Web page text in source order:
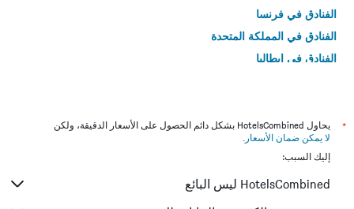
الفنادق في فرنسا
الفنادق في المملكة المتحدة
الفنادق في إيطاليا
*
يحاول HotelsCombined بشكل دائم الحصول على الأسعار الدقيقة، ولكن
لا يمكن ضمان الأسعار .
إليك السبب:
HotelsCombined ليس البائع